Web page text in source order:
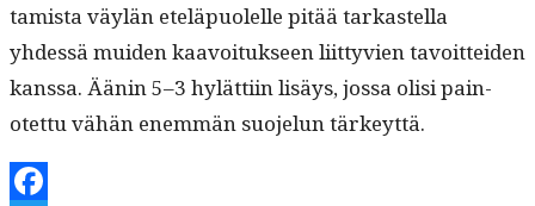
tamista väylän eteläpuolelle pitää tarkastel­la
yhdessä muiden kaavoituk­seen liit­tyvien tavoit­tei­den
kanssa. Äänin 5–3 hylät­ti­in lisäys, jos­sa olisi pain­
otet­tu vähän enem­män suo­jelun tärkeyttä.